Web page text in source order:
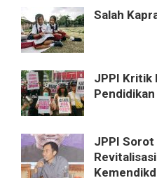
Salah
JPPI Kritik
JPPI Sorot